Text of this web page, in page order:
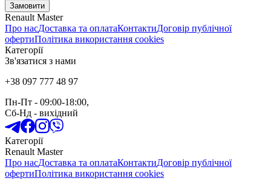
Замовити
Renault Master
Про насДоставка та оплатаКонтактиДоговір публічної
офертиПолітика використання cookies
Категорії
Зв'язатися з нами
+38 097 777 48 97
Пн-Пт - 09:00-18:00,
Сб-Нд - вихідний
Категорії
Renault Master
Про насДоставка та оплатаКонтактиДоговір публічної
офертиПолітика використання cookies